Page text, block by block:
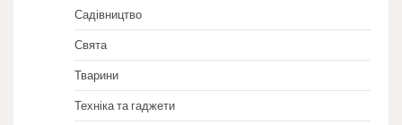
Садівництво
Свята
Тварини
Техніка та гаджети